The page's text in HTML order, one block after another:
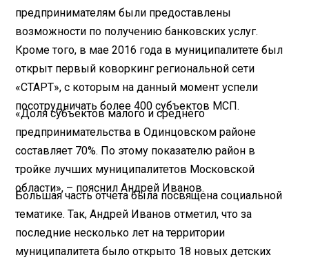
предпринимателям были предоставлены
возможности по получению банковских услуг.
Кроме того, в мае 2016 года в муниципалитете был
открыт первый коворкинг региональной сети
«СТАРТ», с которым на данный момент успели
посотрудничать более 400 субъектов МСП.
«Доля субъектов малого и среднего
предпринимательства в Одинцовском районе
составляет 70%. По этому показателю район в
тройке лучших муниципалитетов Московской
области», – пояснил Андрей Иванов.
Большая часть отчета была посвящена социальной
тематике. Так, Андрей Иванов отметил, что за
последние несколько лет на территории
муниципалитета было открыто 18 новых детских